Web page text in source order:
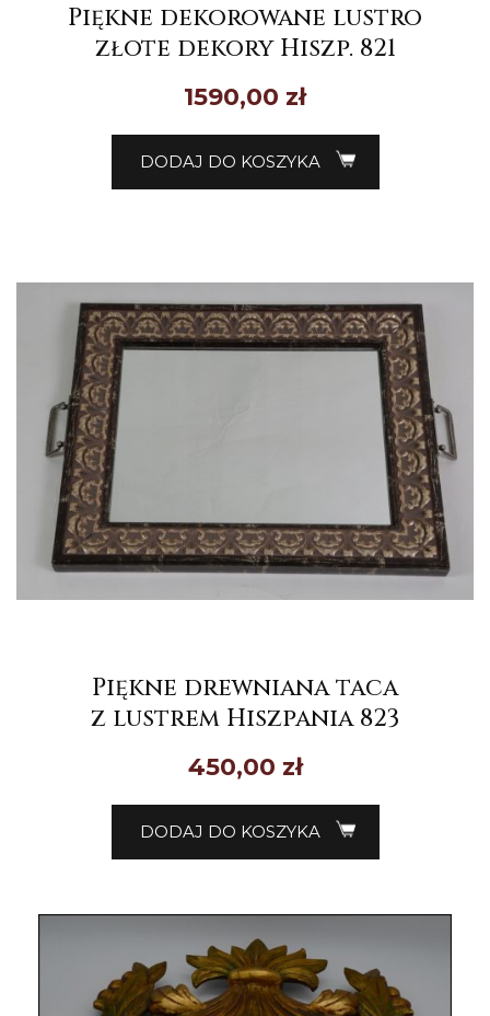
Piękne dekorowane lustro
złote dekory Hiszp. 821
1590,00 zł
DODAJ DO KOSZYKA
Piękne drewniana taca
z lustrem Hiszpania 823
450,00 zł
DODAJ DO KOSZYKA